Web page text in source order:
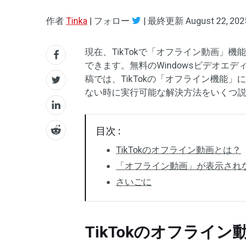
作者Tinka | フォロー | 最終更新August 22,
現在、TikTokで「オフライン動画」機
できます。無料のWindowsビデオエデ
稿では、TikTokの「オフライン機能」
ない時に実行可能な解決方法をいくつ説
目次 :
TikTokのオフライン動画とは？
「オフライン動画」が表示さ
さいごに
TikTokのオフライン